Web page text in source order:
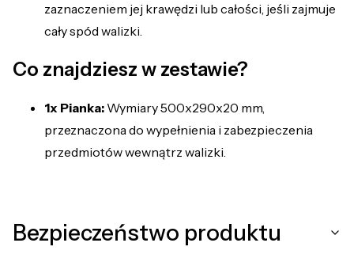
zaznaczeniem jej krawędzi lub całości, jeśli zajmuje
cały spód walizki.
Co znajdziesz w zestawie?
1x Pianka: Wymiary 500x290x20 mm,
przeznaczona do wypełnienia i zabezpieczenia
przedmiotów wewnątrz walizki.
Bezpieczeństwo produktu